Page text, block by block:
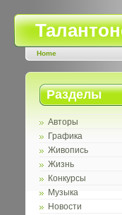
Home
Разделы
Авторы
Графика
Живопись
Жизнь
Конкурсы
Музыка
Новости